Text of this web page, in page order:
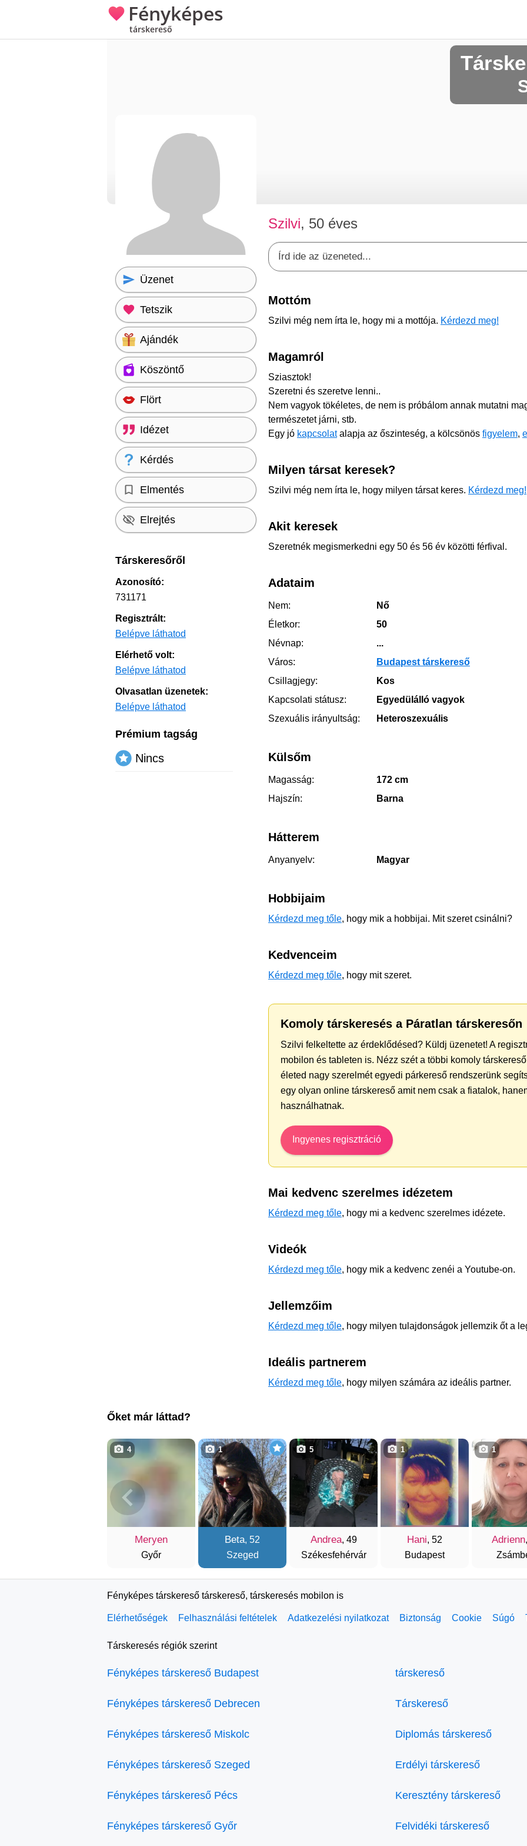
Fényképes
társkereső
Szilvi, 50 éves
Mottóm
Szilvi még nem írta le, hogy mi a mottója. Kérdezd meg!
Magamról
Sziasztok!
Szeretni és szeretve lenni..
Nem vagyok tökéletes, de nem is próbálom annak mutatni
természetet járni, stb.
Egy jó kapcsolatalapja az őszinteség, a kölcsönös figyelem,
Milyen társat keresek?
Szilvi még nem írta le, hogy milyen társat keres. Kérdezd meg!
Akit keresek
Szeretnék megismerkedni egy 50 és 56 év közötti férfival.
Adataim
Nem:
Nő
Életkor:
50
Névnap:
...
Város:
Budapest társkereső
Csillagjegy:
Kos
Kapcsolati státusz:
Egyedülálló vagyok
Szexuális irányultság:
Heteroszexuális
Külsőm
Magasság:
172 cm
Hajszín:
Barna
Hátterem
Anyanyelv: Magyar
Hobbijaim
Kérdezd meg tőle, hogy mik a hobbijai. Mit szeret csinálni?
Kedvenceim
Kérdezd meg tőle, hogy mit szeret.
Komoly társkeresés a Páratlan társkeresőn
Szilvi felkeltette az érdeklődésed? Küldj üzenetet! A
mobilon és tableten is. Nézz szét a többi komoly
életed nagy szerelmét egyedi párkereső rendszerünk
egy olyan online társkereső amit nem csak a fiatalok,
használhatnak.
Ingyenes regisztráció
Mai kedvenc szerelmes idézetem
Kérdezd meg tőle, hogy mi a kedvenc szerelmes idézete.
Videók
Kérdezd meg tőle, hogy mik a kedvenc zenéi a Youtube-on.
Jellemzőim
Kérdezd meg tőle, hogy milyen tulajdonságok jellemzik őt a
Ideális partnerem
Kérdezd meg tőle, hogy milyen számára az ideális partner.
Üzenet
Tetszik
Ajándék
Köszöntő
Flört
Idézet
Kérdés
Elmentés
Elrejtés
Társkeresőről
Azonosító:
731171
Regisztrált:
Belépve láthatod
Elérhető volt:
Belépve láthatod
Olvasatlan üzenetek:
Belépve láthatod
Prémium tagság
Nincs
Őket már láttad?
Meryen
Győr
4
Beta, 52
Szeged
1
Andrea, 49
Székesfehérvár
5
Hani, 52
Budapest
1
Adrienn
1
Fényképes társkereső társkereső, társkeresés mobilon is
Elérhetőségek Felhasználási feltételek Adatkezelési nyilatkozat Biztonság Cookie Súgó
Társkeresés régiók szerint
Fényképes társkereső Budapest
Fényképes társkereső Debrecen
Fényképes társkereső Miskolc
Fényképes társkereső Szeged
Fényképes társkereső Pécs
Fényképes társkereső Győr
társkereső
Társkereső
Diplomás társkereső
Erdélyi társkereső
Keresztény társkereső
Felvidéki társkereső